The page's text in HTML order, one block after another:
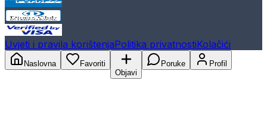
Uvjeti i pravila korištenjaPolitika privatnostiKolačići
Naslovna
Favoriti
Objavi
Poruke Profil